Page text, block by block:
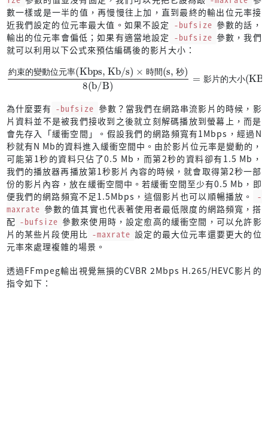
數一樣或是一半的值，再慢慢往上加，直到最終的輸出位元率接
近我們設定的位元率最大值。如果不設定 -bufsize 參數的話，
輸出的位元率會偏低；如果有適當地設定 -bufsize 參數，我們
就可以利用以下公式來預估編碼後的影片大小：
約束的變動位元率(Kbps, Kb/s)×時間(s, 秒)
影片的大小(KB)
為什麼要有 -bufsize 參數？當我們在網路串流影片的時候，影
片資料並不是被我們接收到之後就立刻解碼播放到螢幕上，而是
會先存入「緩衝空間」。假設我們的網路頻寬有1Mbps，經過N
秒就有N Mb的資料進入緩衝空間中。由於影片位元率是變動的，
可能第1秒的資料只佔了0.5 Mb，而第2秒的資料卻有1.5 Mb，
我們的播放器再播放第1秒影片內容的時候，就會取得第2秒一部
份的影片內容，放在緩衝空間中。若緩衝空間至少有0.5 Mb，即
便我們的網路頻寬不足1.5Mbps，這個影片也可以順暢播放。
-
maxrate 參數的值其實也代表著使用者最低限度的網路頻寬，搭
配 -bufsize 參數來使用時，設定愈高的緩衝空間，可以允許影
片的某些片段使用比 -maxrate 設定的最大位元率還要更大的位
元率來處理複雜的場景。
透過FFmpeg輸出視覺無損的CVBR 2Mbps H.265/HEVC影片的
指令如下：